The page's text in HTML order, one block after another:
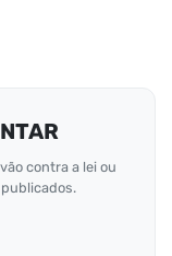
contra a lei ou